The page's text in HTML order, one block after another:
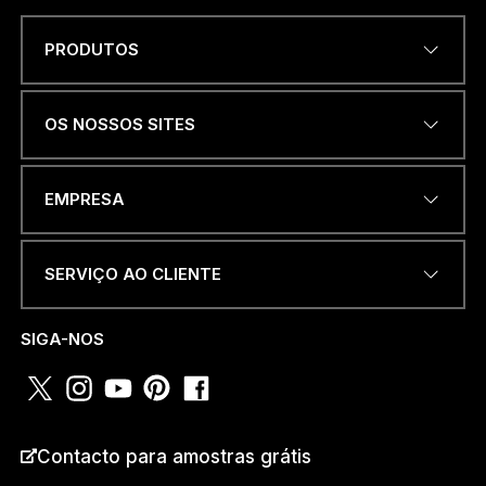
M
e
n
s
g
m
E
D
E
Ç
PRODUTOS
OS NOSSOS SITES
EMPRESA
SERVIÇO AO CLIENTE
SIGA-NOS
Contacto para amostras grátis